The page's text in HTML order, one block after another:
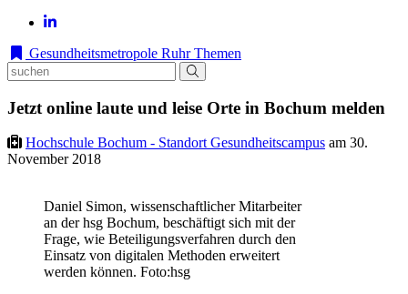
Gesundheitsmetropole Ruhr Themen
Jetzt online laute und leise Orte in Bochum melden
Hochschule Bochum - Standort Gesundheitscampus am 30.
November 2018
Daniel Simon, wissenschaftlicher Mitarbeiter
an der hsg Bochum, beschäftigt sich mit der
Frage, wie Beteiligungsverfahren durch den
Einsatz von digitalen Methoden erweitert
werden können. Foto:hsg